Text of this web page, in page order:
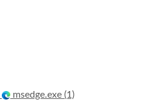
msedge.exe (1)